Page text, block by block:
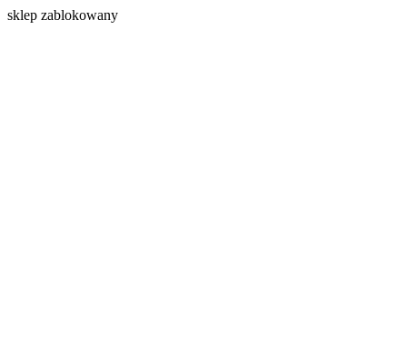
sklep zablokowany